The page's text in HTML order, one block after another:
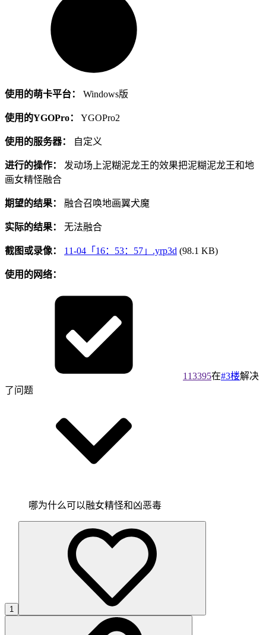
使用的萌卡平台： Windows版
使用的YGOPro： YGOPro2
使用的服务器： 自定义
进行的操作：
发动场上泥糊泥龙王的效果把泥糊泥龙王和地
画女精怪融合
期望的结果： 融合召唤地画翼犬魔
实际的结果： 无法融合
截图或录像： 11-04「16：53：57」.yrp3d (98.1 KB)
使用的网络：
113395在#3楼解决
了问题
哪为什么可以融女精怪和凶恶毒
1